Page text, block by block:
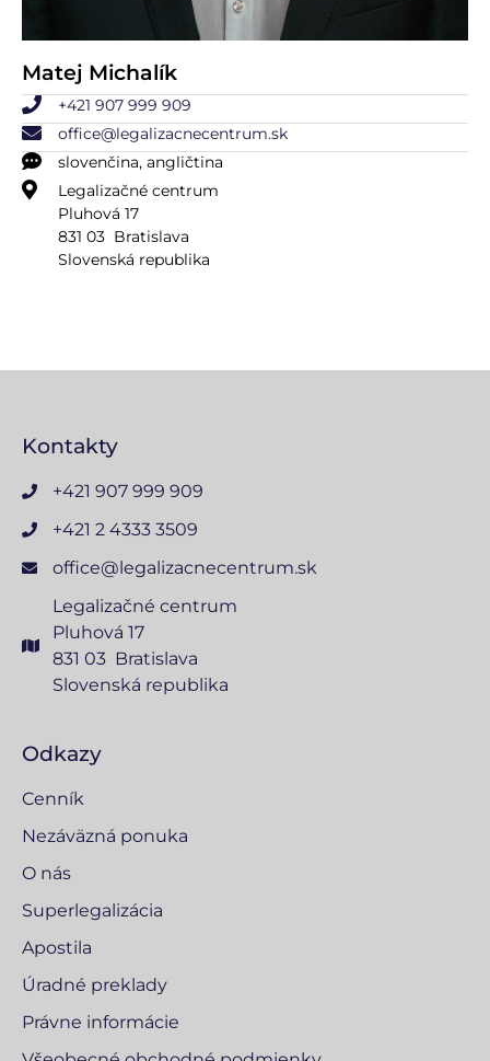
Matej Michalík
+421 907 999 909
office@legalizacnecentrum.sk
slovenčina, angličtina
Legalizačné centrum
Pluhová 17
831 03 Bratislava
Slovenská republika
Kontakty
+421 907 999 909
+421 2 4333 3509
office@legalizacnecentrum.sk
Legalizačné centrum
Pluhová 17
831 03 Bratislava
Slovenská republika
Odkazy
Cenník
Nezáväzná ponuka
O nás
Superlegalizácia
Apostila
Úradné preklady
Právne informácie